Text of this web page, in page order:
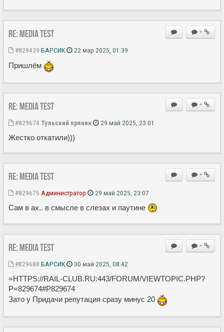
+
Re: MEDIA Test
#829439 БАРСИК 22 мар 2025, 01:39
Пришлём
+
Re: MEDIA Test
#829674 Тульский пряник 29 май 2025, 23:01
Жестко откатили)))
+
Re: MEDIA Test
#829675 Администратор 29 май 2025, 23:07
Сам в ах.. в смысле в слезах и паутине
+
Re: MEDIA Test
#829688 БАРСИК 30 май 2025, 08:42
=HTTPS://RAIL-CLUB.RU:443/FORUM/VIEWTOPIC.PHP?
P=829674#P829674
Зато у Придачи репутация сразу минус 20